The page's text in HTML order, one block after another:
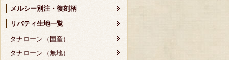
メルシー別注・復刻柄
リバティ生地一覧
タナローン（国産）
タナローン（無地）